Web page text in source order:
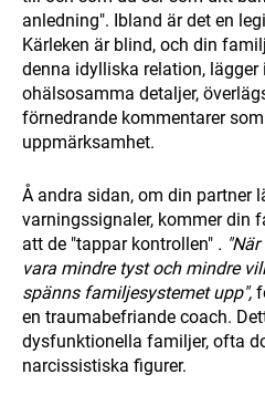
anledning". Ibland är det en
Kärleken är blind, och din
denna idylliska relation,
ohälsosamma detaljer,
förnedrande kommentarer
uppmärksamhet.
Å andra sidan, om din partner
varningssignaler, kommer din
att de "tappar kontrollen" .
vara mindre tyst och mindre
spänns familjesystemet upp",
en traumabefriande coach.
dysfunktionella familjer, ofta
narcissistiska figurer.